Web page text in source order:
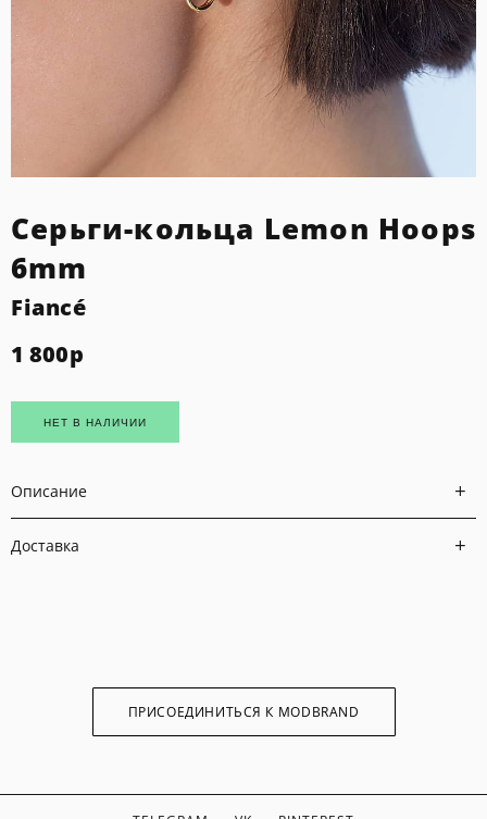
Серьги-кольца Lemon Hoops
6mm
Fiancé
1 800р
НЕТ В НАЛИЧИИ
Описание
Доставка
ПРИСОЕДИНИТЬСЯ К MODBRAND